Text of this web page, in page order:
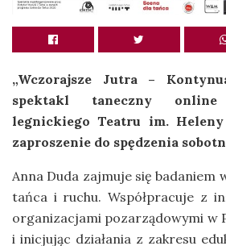
„Wczorajsze Jutra –
spektakl taneczny
legnickiego Teatru im.
zaproszenie do spędzenia
Anna Duda zajmuje się badaniem
tańca i ruchu. Współpracuje z
organizacjami pozarządowymi w
i inicjując działania z zakresu